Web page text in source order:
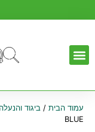
עמוד הבית/ ביגוד והנעלה
BLUE